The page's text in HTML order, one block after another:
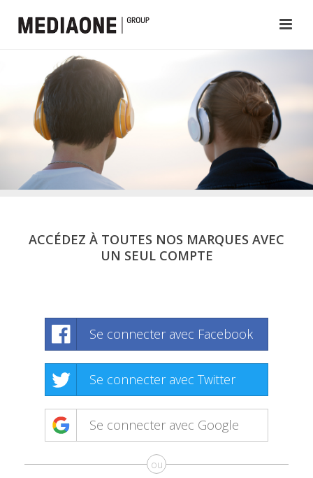
ACCÉDEZ À TOUTES NOS MARQUES AVEC
UN SEUL COMPTE
Se connecter avec Facebook
Se connecter avec Twitter
Se connecter avec Google
ou